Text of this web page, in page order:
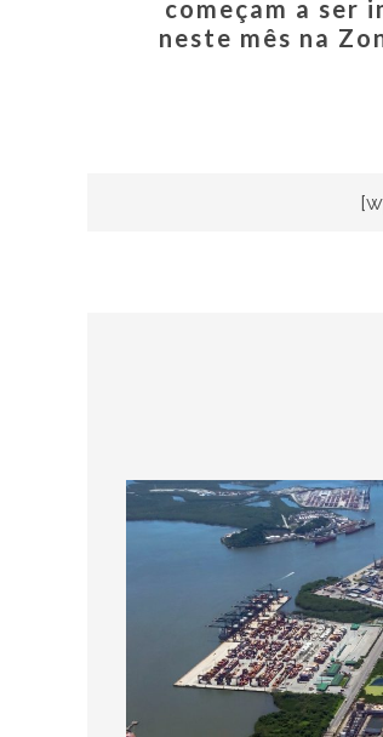
começam a ser
neste mês na